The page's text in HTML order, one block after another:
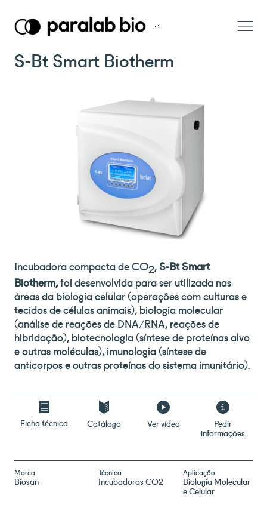
S-Bt Smart Biotherm
Incubadora compacta de CO2,S-Bt Smart
Biotherm,foi desenvolvida para ser utilizada nas
áreas da biologia celular (operações com culturas e
tecidos de células animais), biologia molecular
(análise de reações de DNA/RNA, reações de
hibridação), biotecnologia (síntese de proteínas alvo
e outras moléculas), imunologia (síntese de
anticorpos e outras proteínas do sistema imunitário).
Ficha técnica Catálogo Ver vídeo
Pedir
informações
Marca
Biosan
Técnica
Incubadoras CO2
Aplicação
Biologia Molecular
e Celular